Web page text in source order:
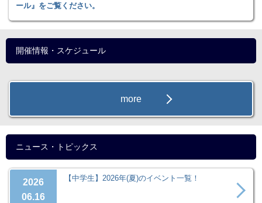
ール』をご覧ください。
開催情報・スケジュール
more
ニュース・トピックス
2026
06.16
【中学生】2026年(夏)のイベント一覧！